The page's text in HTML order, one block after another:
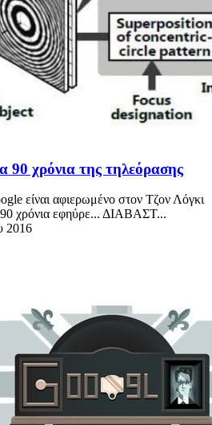
90 χρόνια της τηλεόρασης
είναι αφιερωμένο στον Τζον Λόγκι
χρόνια εφηύρε... ΔΙΑΒΑΣΤ...
2016